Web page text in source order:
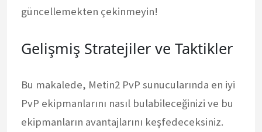
güncellemekten çekinmeyin!
Gelişmiş Stratejiler ve Taktikler
Bu makalede, Metin2 PvP sunucularında en iyi
PvP ekipmanlarını nasıl bulabileceğinizi ve bu
ekipmanların avantajlarını keşfedeceksiniz.